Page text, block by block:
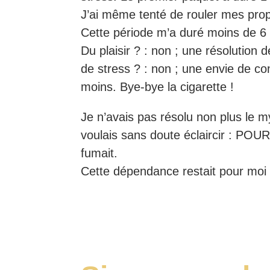
J’ai même tenté de rouler mes
Cette période m’a duré moins de 6
Du plaisir ? : non ; une résolution
de stress ? : non ; une envie de
moins. Bye-bye la cigarette !
Je n’avais pas résolu non plus le
voulais sans doute éclaircir :
fumait.
Cette dépendance restait pour moi